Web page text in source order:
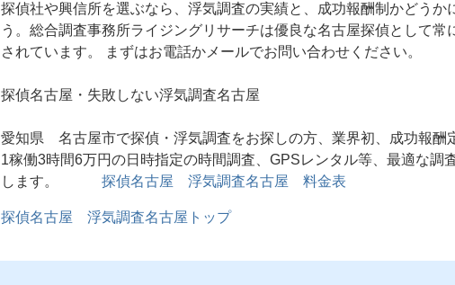
探偵社や興信所を選ぶなら、浮気調査の実績と、成功報酬制かどうか
う。総合調査事務所ライジングリサーチは優良な名古屋探偵として
されています。 まずはお電話かメールでお問い合わせください。
探偵名古屋 ・失敗しない浮気調査名古屋
愛知県 名古屋市で探偵・浮気調査をお探しの方、業界初、成功報酬
1稼働3時間6万円の日時指定の時間調査、GPSレンタル等、最適な調
します。 探偵名古屋 浮気調査名古屋 料金表
探偵名古屋 浮気調査名古屋トップ